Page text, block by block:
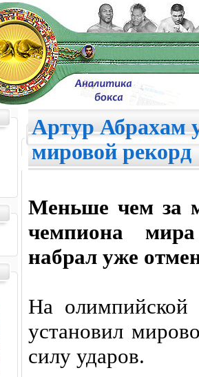
Артур Абрахам
мировой рекорд
Меньше чем за
чемпиона
набрал уже
На олимпийской
установил
силу ударов.